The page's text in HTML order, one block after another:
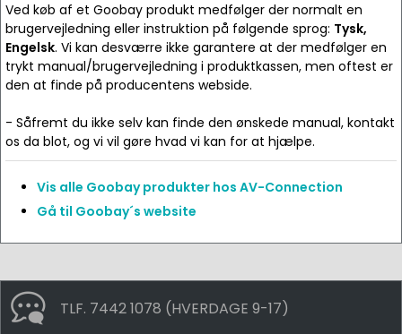
Ved køb af et Goobay produkt medfølger der normalt en
brugervejledning eller instruktion på følgende sprog: Tysk,
Engelsk. Vi kan desværre ikke garantere at der medfølger en
trykt manual/brugervejledning i produktkassen, men oftest er
den at finde på producentens webside.
- Såfremt du ikke selv kan finde den ønskede manual, kontakt
os da blot, og vi vil gøre hvad vi kan for at hjælpe.
Vis alle Goobay produkter hos AV-Connection
Gå til Goobay´s website
TLF. 7442 1078 (HVERDAGE 9-17)